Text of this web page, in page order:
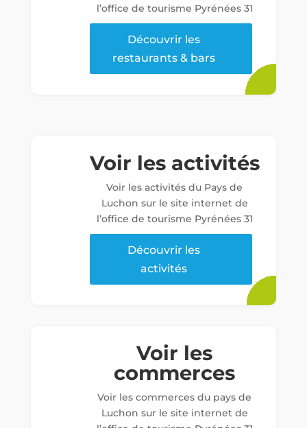
l’office de tourisme Pyrénées 31
Découvrir les
restaurants & bars
Voir les activités
Voir les activités du Pays de
Luchon sur le site internet de
l’office de tourisme Pyrénées 31
Découvrir les
activités
Voir les
commerces
Voir les commerces du pays de
Luchon sur le site internet de